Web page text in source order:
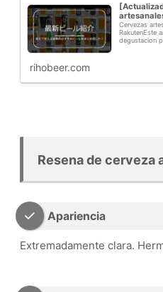
Cervezas
RakutenEste
degustacion
rihobeer.com
Resena de cerveza
Apariencia
Extremadamente clara.